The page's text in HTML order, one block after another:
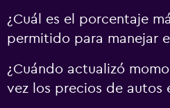
¿Cuál es el porcentaje
permitido para manejar
¿Cuándo actualizó
vez los precios de autos